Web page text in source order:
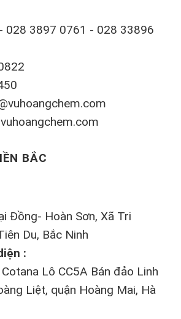
028 3897 0761 - 028 33896
BẮC
Đồng- Hoàn Sơn, Xã Tri
Du, Bắc Ninh
:
Lô CC5A Bán đảo Linh
Liệt, quận Hoàng Mai, Hà